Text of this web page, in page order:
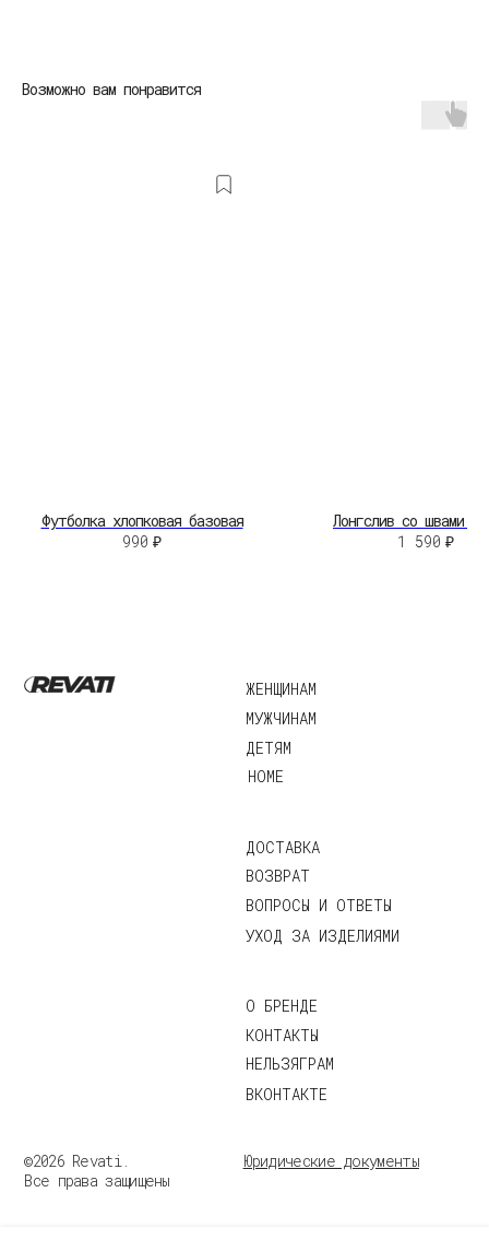
Возможно вам понравится
Футболка хлопковая базовая
990 ₽
Лонгслив со швами
1 590 ₽